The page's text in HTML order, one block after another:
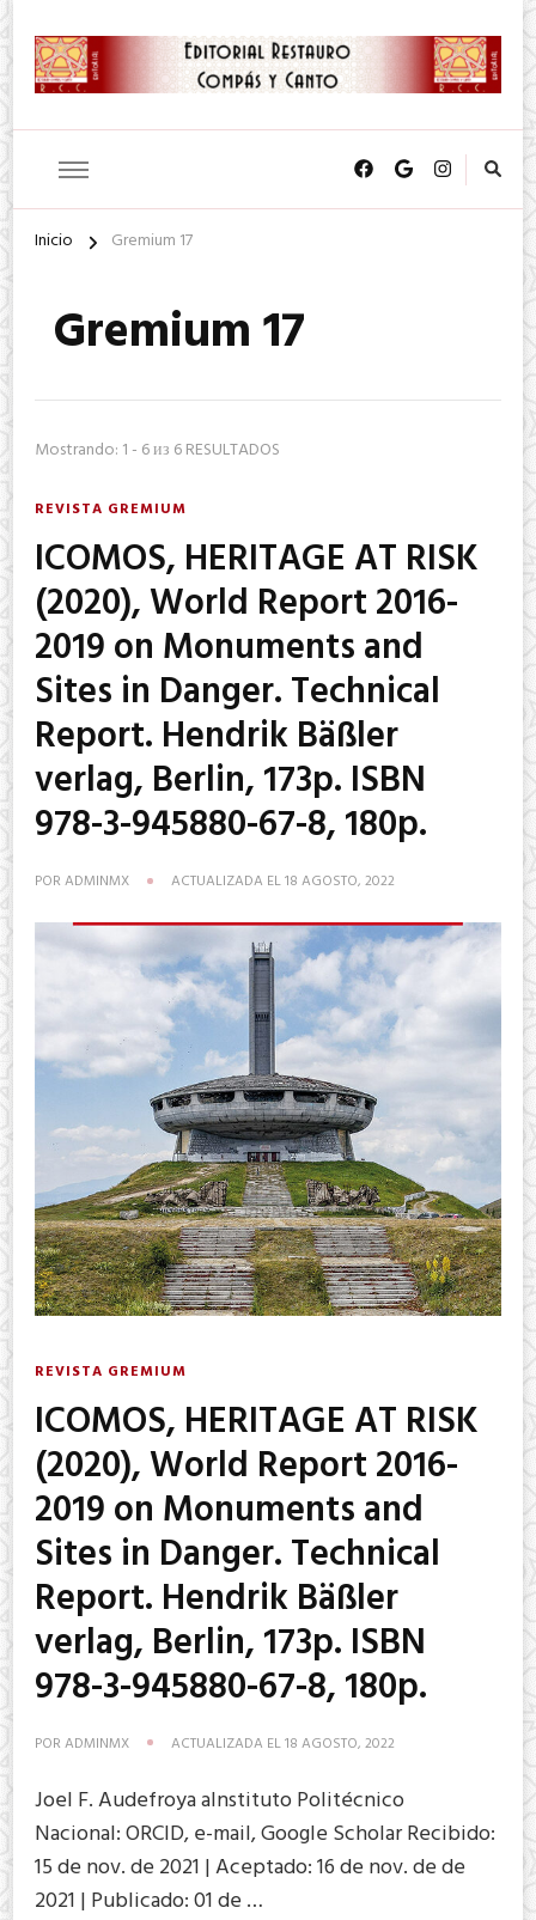
Inicio Gremium 17
Gremium 17
Mostrando: 1 - 6 из 6 RESULTADOS
REVISTA GREMIUM
ICOMOS, HERITAGE AT RISK
(2020), World Report 2016-
2019 on Monuments and
Sites in Danger. Technical
Report. Hendrik Bäßler
verlag, Berlin, 173p. ISBN
978-3-945880-67-8, 180p.
POR ADMINMX ACTUALIZADA EL18 AGOSTO, 2022
REVISTA GREMIUM
ICOMOS, HERITAGE AT RISK
(2020), World Report 2016-
2019 on Monuments and
Sites in Danger. Technical
Report. Hendrik Bäßler
verlag, Berlin, 173p. ISBN
978-3-945880-67-8, 180p.
POR ADMINMX ACTUALIZADA EL18 AGOSTO, 2022
Joel F. Audefroya aInstituto Politécnico
Nacional: ORCID, e-mail, Google Scholar Recibido:
15 de nov. de 2021 | Aceptado: 16 de nov. de de
2021 | Publicado: 01 de …